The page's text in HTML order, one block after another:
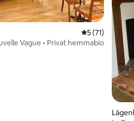
betyg, 91 omdömen
5 av 5 i
5 (71)
Vague • Privat hemmabio